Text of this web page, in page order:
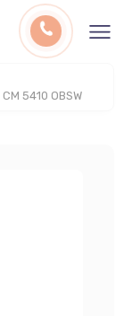
CM 5410 OBSW